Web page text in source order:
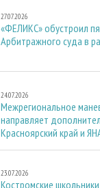
27.07.2026
«ФЕЛИКС» обустроил
Арбитражного суда в
24.07.2026
Межрегиональное
направляет
Красноярский край и
23.07.2026
Костромские